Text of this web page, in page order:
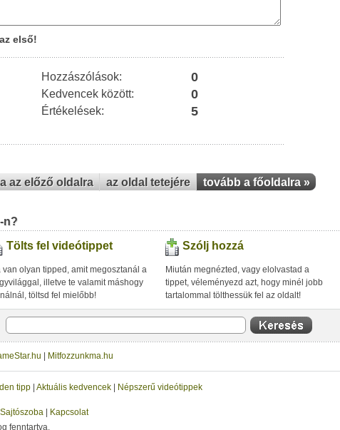
első!
Hozzászólások: 0
Kedvencek között: 0
Értékelések: 5
az előző oldalra az oldal tetejére tovább a főoldalra »
n?
Tölts fel videótippet
van olyan tipped, amit megosztanál a
illetve te valamit máshogy
töltsd fel mielőbb!
Szólj hozzá
Miután megnézted, vagy elolvastad a
tippet, véleményezd azt, hogy minél jobb
tartalommal tölthessük fel az oldalt!
Mitfozzunkma.hu
tipp Aktuális kedvencek Népszerű videótippek
Sajtószoba
Kapcsolat
fenntartva.